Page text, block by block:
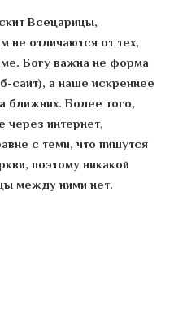
Всецарицы,
не отличаются от тех,
Богу важна не форма
сайт), а наше искреннее
ближних. Более того,
интернет,
с теми, что пишутся
поэтому никакой
между ними нет.